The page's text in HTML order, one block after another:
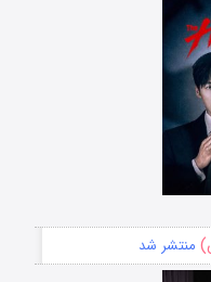
منتشر شد